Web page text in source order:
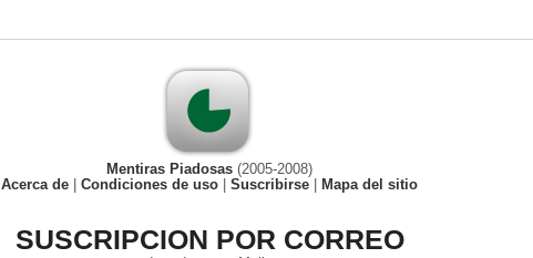
Mentiras Piadosas (2005-2008)
Acerca de
Condiciones de uso Suscribirse Mapa del sitio
SUSCRIPCION POR CORREO